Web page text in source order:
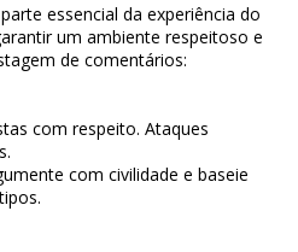
essencial da experiência do
um ambiente respeitoso e
de comentários:
com respeito. Ataques
com civilidade e baseie